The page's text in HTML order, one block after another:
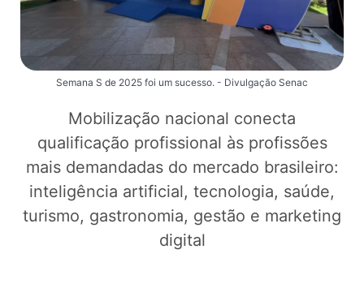
Semana S de 2025 foi um sucesso. - Divulgação Senac
Mobilização nacional conecta
qualificação profissional às profissões
mais demandadas do mercado brasileiro:
inteligência artificial, tecnologia, saúde,
turismo, gastronomia, gestão e marketing
digital